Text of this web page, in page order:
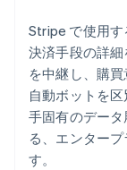
Stripe で使用す
決済手段の詳
を中継し、購
自動ボットを
手固有のデー
る、エンター
す。
English
クロアチア
English
ジブラルタ
English
シンガポー
English简体中